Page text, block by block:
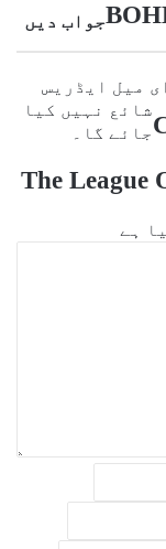
The League
جواب دیں
میل ایڈریس
شائع نہیں کیا
جائے گا۔
ہے